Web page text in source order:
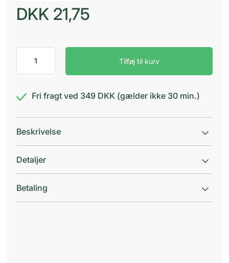
DKK 21,75
Technique+
491MA
antal
Tilføj til kurv
Fri fragt ved 349 DKK (gælder ikke 30 min.)
Beskrivelse
Detaljer
Betaling